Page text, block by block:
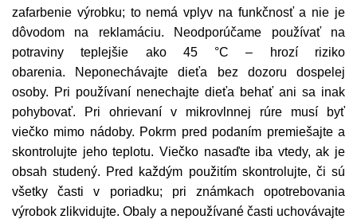
zafarbenie výrobku; to nemá vplyv na funkčnosť a nie je
dôvodom na reklamáciu. Neodporúčame používať na
potraviny teplejšie ako 45 °C – hrozí riziko
obarenia. Neponechávajte dieťa bez dozoru dospelej
osoby. Pri používaní nenechajte dieťa behať ani sa inak
pohybovať. Pri ohrievaní v mikrovlnnej rúre musí byť
viečko mimo nádoby. Pokrm pred podaním premiešajte a
skontrolujte jeho teplotu. Viečko nasaďte iba vtedy, ak je
obsah studený. Pred každým použitím skontrolujte, či sú
všetky časti v poriadku; pri známkach opotrebovania
výrobok zlikvidujte. Obaly a nepoužívané časti uchovávajte